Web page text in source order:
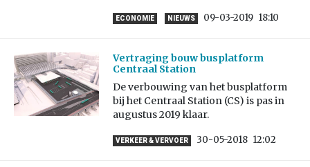
ECONOMIE NIEUWS 09-03-2019 18:10
Vertraging bouw busplatform
Centraal Station
De verbouwing van het busplatform
bij het Centraal Station (CS) is pas in
augustus 2019 klaar.
VERKEER & VERVOER 30-05-2018 12:02